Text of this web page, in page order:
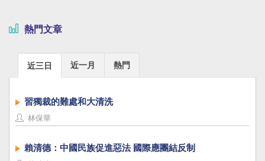
熱門文章
近三日 近一月 熱門
習獨裁的難處和大清洗
林保華
賴清德：中國民族促進惡法 國際應團結反制